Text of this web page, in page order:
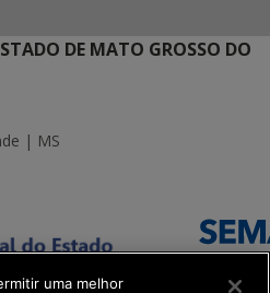
DE MATO GROSSO DO
| MS
uma melhor